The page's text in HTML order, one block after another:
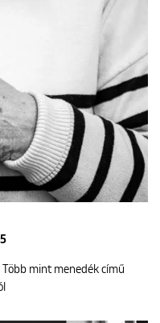
mint menedék című